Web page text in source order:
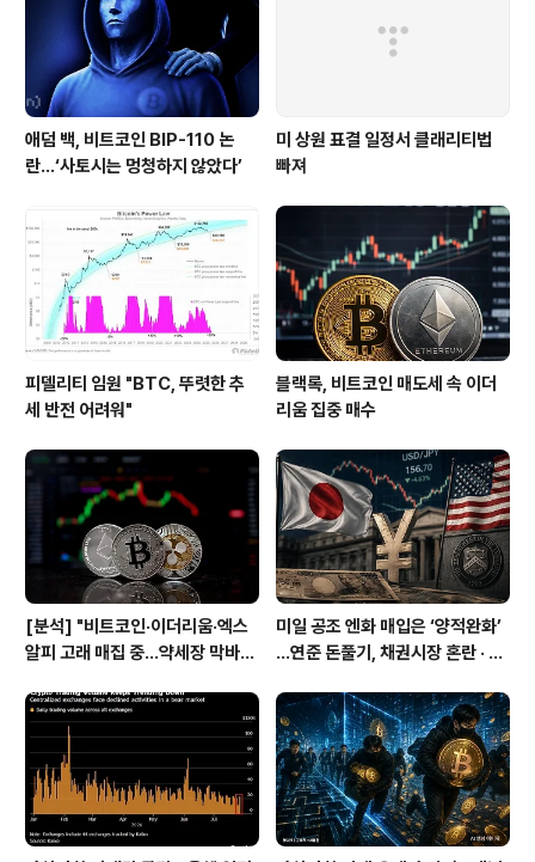
니다.글로벌 투자자로서의 역할 확장:테더는 스테이블코인
발행사를 넘어 다양..
애덤 백, 비트코인 BIP-110 논
란…‘사토시는 멍청하지 않았다’
미 상원 표결 일정서 클래리티법
빠져
피델리티 임원 "BTC, 뚜렷한 추
세 반전 어려워"
블랙록, 비트코인 매도세 속 이더
리움 집중 매수
[분석] "비트코인·이더리움·엑스
알피 고래 매집 중…약세장 막바지
미일 공조 엔화 매입은 ‘양적완화’
…연준 돈풀기, 채권시장 혼란 · 비